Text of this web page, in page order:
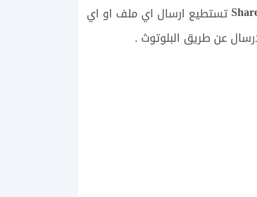
تستطيع ارسال اي ملف او اي
عن طريق البلوتوث .